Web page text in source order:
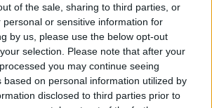
of the sale, sharing to third parties, or
personal or sensitive information for
by us, please use the below opt-out
selection. Please note that after your
you may continue seeing
based on personal information utilized by
disclosed to third parties prior to
বৃদ্ধি পায়, খুব কম জায়গার প্রয়োজন
সুস্বাদু পাতা দিয়ে পুরস্কৃত করে যা
জাতগুলিকে লজ্জায় ফেলে।আরও পড়ুন...
ঘাস চাষের একটি নির্দেশিকা
২০২৬ এ ১:৪২:৫৩ PM UTC
সিট্রেটাস) একটি বহুমুখী, সুগন্ধযুক্ত